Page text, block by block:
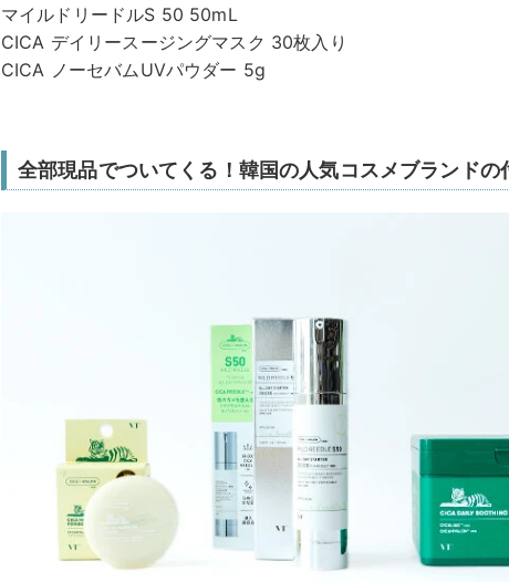
マイルドリードルS 50 50mL
CICA デイリースージングマスク 30枚入り
CICA ノーセバムUVパウダー 5g
全部現品でついてくる！韓国の人気コスメブランドの